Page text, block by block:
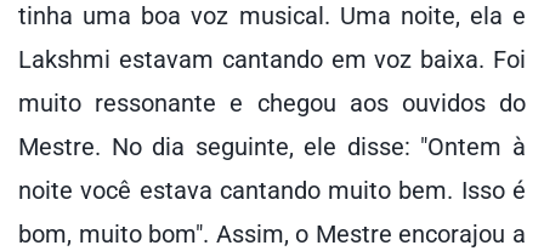
tinha uma boa voz musical. Uma noite, ela e
Lakshmi estavam cantando em voz baixa. Foi
muito ressonante e chegou aos ouvidos do
Mestre. No dia seguinte, ele disse: "Ontem à
noite você estava cantando muito bem. Isso é
bom, muito bom". Assim, o Mestre encorajou a